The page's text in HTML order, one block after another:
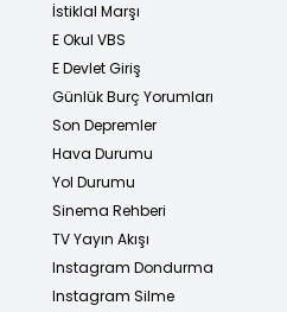
İstiklal Marşı
E Okul VBS
E Devlet Giriş
Günlük Burç Yorumları
Son Depremler
Hava Durumu
Yol Durumu
Sinema Rehberi
TV Yayın Akışı
Instagram Dondurma
Instagram Silme